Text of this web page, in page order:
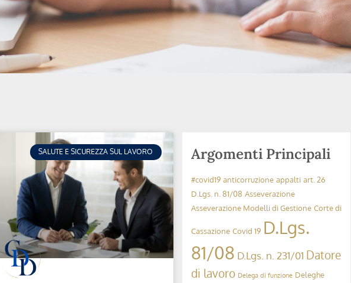
SALUTE E SICUREZZA SUL LAVORO Argomenti Principali
#covid19 anticorruzione appalti art. 26
D.Lgs. n. 81/08 Asseverazione
Asseverazione Modelli di Gestione Corte di
Cassazione Covid 19 D.Lgs.
81/08 D.Lgs. n. 231/01 Datore
di lavoro Delega di funzione Deleghe